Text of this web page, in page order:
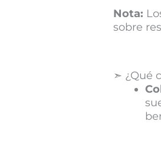
Nota:
sobre
➣ ¿Qué